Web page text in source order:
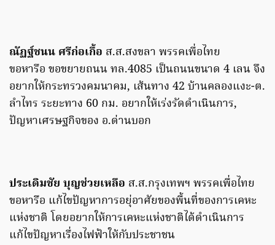
ณัฏฐ์ชนน ศรีก่อเกื้อ ส.ส.สงขลา พรรคเพื่อไทย
ขอหารือ ขอขยายถนน ทล.4085 เป็นถนนขนาด 4 เลน จึง
อยากให้กระทรวงคมนาคม, เส้นทาง 42 บ้านคลองแงะ-ต.
ลำไทร ระยะทาง 60 กม. อยากให้เร่งรัดดำเนินการ,
ปัญหาเศรษฐกิจของ อ.ด่านบอก
ประเดิมชัย บุญช่วยเหลือ ส.ส.กรุงเทพฯ พรรคเพื่อไทย
ขอหารือ แก้ไขปัญหาการอยุ่อาศัยของพื้นที่ของการเคหะ
แห่งชาติ โดยอยากให้การเคหะแห่งชาติได้ดำเนินการ
แก้ไขปัญหาเรื่องไฟฟ้าให้กับประชาชน